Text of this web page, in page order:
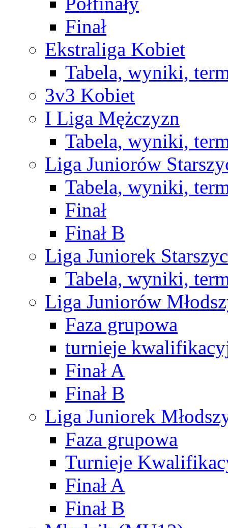
Finał
Ekstraliga Kobiet
Tabela, wyniki,
3v3 Kobiet
I Liga Mężczyzn
Tabela, wyniki,
Liga Juniorów
Tabela, wyniki,
Finał
Finał B
Liga Juniorek
Tabela, wyniki,
Liga Juniorów
Faza grupowa
turnieje
Finał A
Finał B
Liga Juniorek
Faza grupowa
Turnieje
Finał A
Finał B